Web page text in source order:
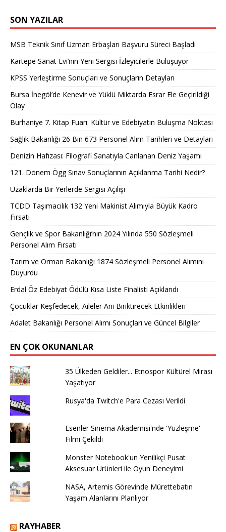
SON YAZILAR
MSB Teknik Sınıf Uzman Erbaşları Başvuru Süreci Başladı
Kartepe Sanat Evi’nin Yeni Sergisi İzleyicilerle Buluşuyor
KPSS Yerleştirme Sonuçları ve Sonuçların Detayları
Bursa İnegöl’de Kenevir ve Yüklü Miktarda Esrar Ele Geçirildiği
Olay
Burhaniye 7. Kitap Fuarı: Kültür ve Edebiyatın Buluşma Noktası
Sağlık Bakanlığı 26 Bin 673 Personel Alım Tarihleri ve Detayları
Denizin Hafızası: Filografi Sanatıyla Canlanan Deniz Yaşamı
121. Dönem Ögg Sınav Sonuçlarının Açıklanma Tarihi Nedir?
Uzaklarda Bir Yerlerde Sergisi Açılışı
TCDD Taşımacılık 132 Yeni Makinist Alımıyla Büyük Kadro
Fırsatı
Gençlik ve Spor Bakanlığı’nın 2024 Yılında 550 Sözleşmeli
Personel Alım Fırsatı
Tarım ve Orman Bakanlığı 1874 Sözleşmeli Personel Alımını
Duyurdu
Erdal Öz Edebiyat Ödülü Kısa Liste Finalisti Açıklandı
Çocuklar Keşfedecek, Aileler Anı Biriktirecek Etkinlikleri
Adalet Bakanlığı Personel Alımı Sonuçları ve Güncel Bilgiler
EN ÇOK OKUNANLAR
35 Ülkeden Geldiler... Etnospor Kültürel Mirası
Yaşatıyor
Rusya'da Twitch'e Para Cezası Verildi
Esenler Sinema Akademisi'nde 'Yüzleşme'
Filmi Çekildi
Monster Notebook'un Yenilikçi Pusat
Aksesuar Ürünleri ile Oyun Deneyimi
NASA, Artemis Görevinde Mürettebatın
Yaşam Alanlarını Planlıyor
RAYHABER